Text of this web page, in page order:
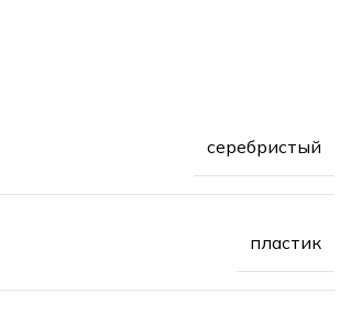
серебристый
пластик